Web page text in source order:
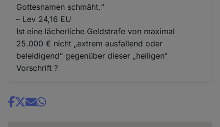
Gottesnamen schmäht.“
– Lev 24,16 EU
Ist eine lächerliche Geldstrafe von maximal
25.000 € nicht „extrem ausfallend oder
beleidigend“ gegenüber dieser „heiligen“
Vorschrift ?
Share